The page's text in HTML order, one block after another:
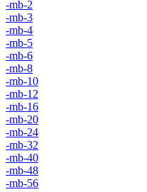
-mb-2
-mb-3
-mb-4
-mb-5
-mb-6
-mb-8
-mb-10
-mb-12
-mb-16
-mb-20
-mb-24
-mb-32
-mb-40
-mb-48
-mb-56